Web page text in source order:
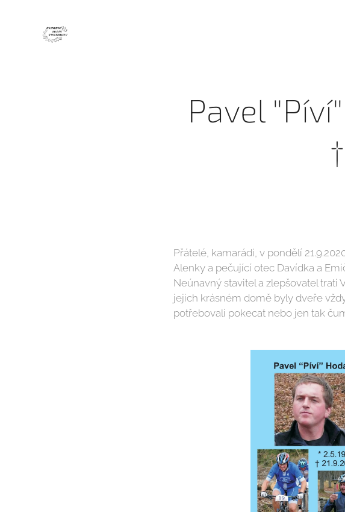
Pavel
Přátelé, kamarádi, v pondělí
Alenky a pečující otec Davídka a
Neúnavný stavitel a zlepšovatel trati
jejich krásném domě byly dveře
potřebovali pokecat nebo jen tak